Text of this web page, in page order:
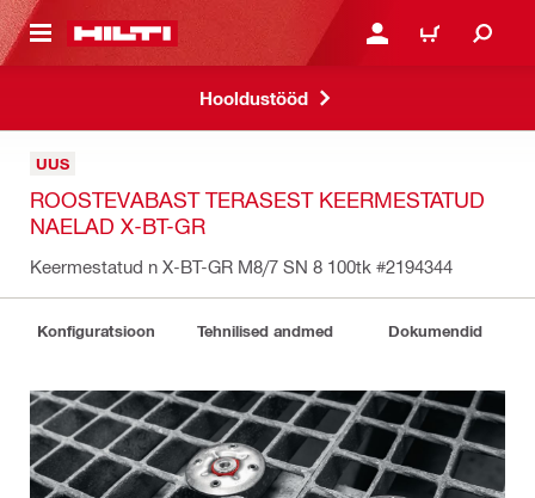
JUURDE LOGI SISSE VÕI
OSTUKORV
Hooldustööd
UUS
ROOSTEVABAST TERASEST KEERMESTATUD
NAELAD X-BT-GR
Keermestatud n X-BT-GR M8/7 SN 8 100tk #2194344
Konfiguratsioon Tehnilised andmed Dokumendid